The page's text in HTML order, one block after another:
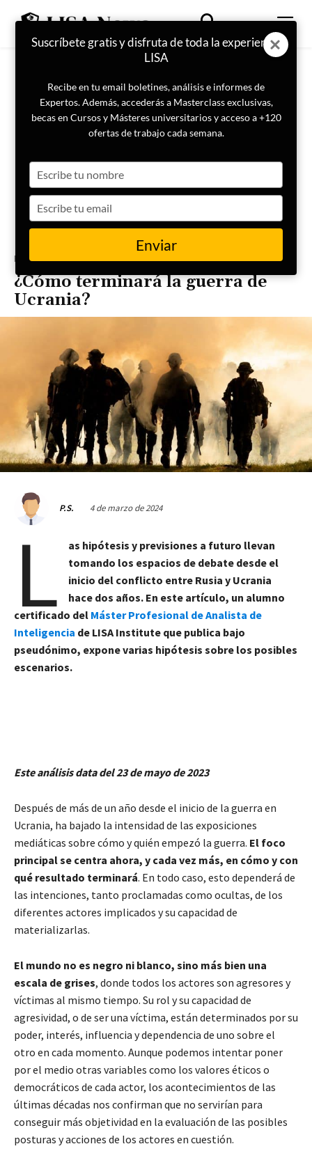
Portada Geopolítica
¿Cómo terminará la guerra de
Ucrania?
P.S. 4 de marzo de 2024
L
as hipótesis y previsiones a futuro llevan
tomando los espacios de debate desde el
inicio del conflicto entre Rusia y Ucrania
hace dos años. En este artículo, un alumno
certificado del Máster Profesional de Analista de
Inteligencia de LISA Institute que publica bajo
pseudónimo, expone varias hipótesis sobre los posibles
escenarios.
Este análisis data del 23 de mayo de 2023
Después de más de un año desde el inicio de la guerra en
Ucrania, ha bajado la intensidad de las exposiciones
mediáticas sobre cómo y quién empezó la guerra. El foco
principal se centra ahora, y cada vez más, en cómo y con
qué resultado terminará. En todo caso, esto dependerá de
las intenciones, tanto proclamadas como ocultas, de los
diferentes actores implicados y su capacidad de
materializarlas.
El mundo no es negro ni blanco, sino más bien una
escala de grises, donde todos los actores son agresores y
víctimas al mismo tiempo. Su rol y su capacidad de
agresividad, o de ser una víctima, están determinados por su
poder, interés, influencia y dependencia de uno sobre el
otro en cada momento. Aunque podemos intentar poner
por el medio otras variables como los valores éticos o
democráticos de cada actor, los acontecimientos de las
últimas décadas nos confirman que no servirían para
conseguir más objetividad en la evaluación de las posibles
posturas y acciones de los actores en cuestión.
Suscríbete gratis y disfruta de toda la experiencia
LISA
Recibe en tu email boletines, análisis e informes de
Expertos. Además, accederás a Masterclass exclusivas,
becas en Cursos y Másteres universitarios y acceso a +120
ofertas de trabajo cada semana.
your
name
your
email
Enviar